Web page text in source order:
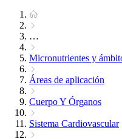
…
Micronutrientes y
Áreas de aplicación
Cuerpo Y Órganos
Sistema Cardiovascular